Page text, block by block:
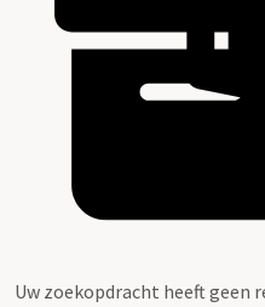
Uw zoekopdracht heeft geen